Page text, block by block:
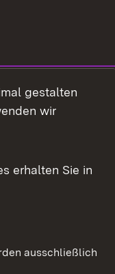
gestalten
wir
erhalten Sie in
ausschließlich